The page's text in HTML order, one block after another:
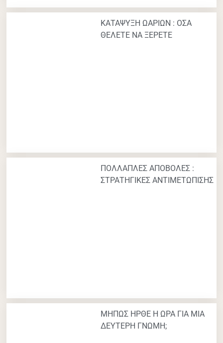
ΚΑΤΑΨΥΞΗ ΩΑΡΙΩΝ : ΟΣΑ
ΘΕΛΕΤΕ ΝΑ ΞΕΡΕΤΕ
ΠΟΛΛΑΠΛΕΣ ΑΠΟΒΟΛΕΣ :
ΣΤΡΑΤΗΓΙΚΕΣ ΑΝΤΙΜΕΤΩΠΙΣΗΣ
ΜΗΠΩΣ ΗΡΘΕ Η ΩΡΑ ΓΙΑ ΜΙΑ
ΔΕΥΤΕΡΗ ΓΝΩΜΗ;